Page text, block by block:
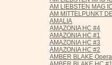
AM LIEBSTEN MAG
AM MITTELPUNKT
AMALIA
AMAZONIA HC #4
AMAZONIA HC #1
AMAZONIA HC #3
AMAZONIA HC #2
AMBER BLAKE